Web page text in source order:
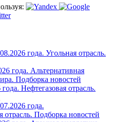
года. Угольная отрасль.
года. Альтернативная
Подборка новостей
Нефтегазовая отрасль.
года.
отрасль. Подборка новостей